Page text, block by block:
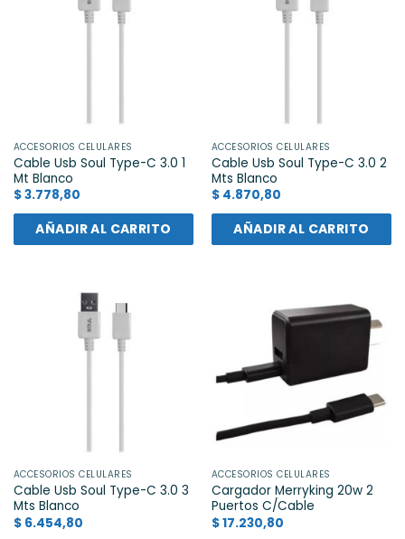
ACCESORIOS CELULARES
Cable Usb Soul Type-C 3.0 1
Mt Blanco
$3.778,80
AÑADIR AL CARRITO
ACCESORIOS CELULARES
Cable Usb Soul Type-C 3.0 2
Mts Blanco
$4.870,80
AÑADIR AL CARRITO
ACCESORIOS CELULARES
Cable Usb Soul Type-C 3.0 3
Mts Blanco
$6.454,80
ACCESORIOS CELULARES
Cargador Merryking 20w 2
Puertos C/Cable
$17.230,80